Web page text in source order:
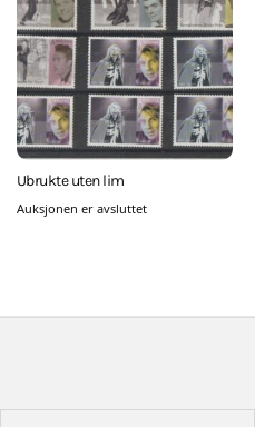
Ubrukte uten lim
Auksjonen er avsluttet